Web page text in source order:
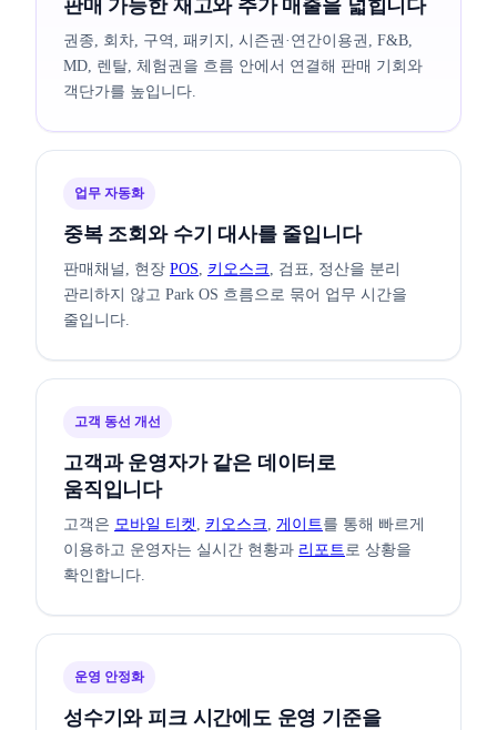
판매 가능한 재고와 추가 매출을 넓힙니다
권종, 회차, 구역, 패키지, 시즌권·연간이용권, F&B,
MD, 렌탈, 체험권을 흐름 안에서 연결해 판매 기회와
객단가를 높입니다.
업무 자동화
중복 조회와 수기 대사를 줄입니다
판매채널, 현장 POS, 키오스크, 검표, 정산을 분리
관리하지 않고 Park OS 흐름으로 묶어 업무 시간을
줄입니다.
고객 동선 개선
고객과 운영자가 같은 데이터로
움직입니다
고객은 모바일 티켓 , 키오스크, 게이트를 통해 빠르게
이용하고 운영자는 실시간 현황과 리포트로 상황을
확인합니다.
운영 안정화
성수기와 피크 시간에도 운영 기준을